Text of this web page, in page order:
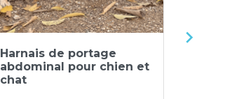
 Aperçu rapide
Harnais de portage
abdominal pour chien et
chat
